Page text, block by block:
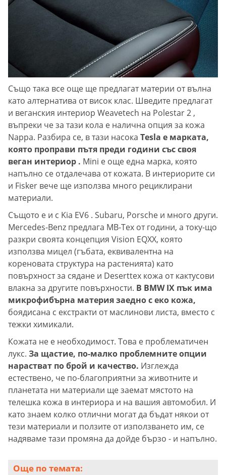
Също така все още ще предлагат материи от вълна
като алтернатива от висок клас. Шведите предлагат
и веганския интериор Weavetech на Polestar 2 ,
въпреки че за тази кола е налична опция за кожа
Nappa. Разбира се, в тази насока Tesla е марката,
която проправи пътя преди години със своя
веган интериор . Mini е още една марка, която
напълно се отдалечава от кожата. В интериорите си
и Fisker вече ще използва много рециклирани
материали.
Същото е и с Kia EV6 . Subaru, Porsche и много други.
Mercedes-Benz предлага MB-Tex от години, а току-що
разкри своята концепция Vision EQXX, която
използва мицел (гъбата, еквивалентна на
кореновата структура на растенията) като
повърхност за сядане и Deserttex кожа от кактусови
влакна за другите повърхности. В BMW IX пък има
микрофибърна материя заедно с еко кожа,
боядисана с екстракти от маслинови листа, вместо с
тежки химикали.
Кожата не е необходимост. Това е проблематичен
лукс. За щастие, по-малко проблемните опции
нарастват по брой и качество. Изглежда
естествено, че по-благоприятни за животните и
планетата ни материали ще заемат мястото на
телешка кожа в интериора и на вашия автомобил. И
като знаем колко отлични могат да бъдат някои от
тези материали и ползите от използването им, се
надяваме тази промяна да дойде бързо - и напълно.
Още по темата: